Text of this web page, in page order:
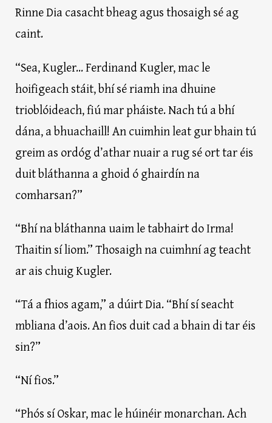
Rinne Dia casacht bheag agus thosaigh sé ag
caint.
“Sea, Kugler... Ferdinand Kugler, mac le
hoifigeach stáit, bhí sé riamh ina dhuine
trioblóideach, fiú mar pháiste. Nach tú a bhí
dána, a bhuachaill! An cuimhin leat gur bhain tú
greim as ordóg d’athar nuair a rug sé ort tar éis
duit bláthanna a ghoid ó ghairdín na
comharsan?”
“Bhí na bláthanna uaim le tabhairt do Irma!
Thaitin sí liom.” Thosaigh na cuimhní ag teacht
ar ais chuig Kugler.
“Tá a fhios agam,” a dúirt Dia. “Bhí sí seacht
mbliana d’aois. An fios duit cad a bhain di tar éis
sin?”
“Ní fios.”
“Phós sí Oskar, mac le húinéir monarchan. Ach